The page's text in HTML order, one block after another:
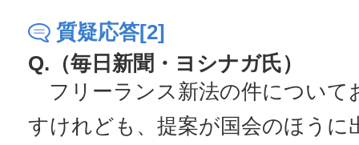
質疑応答[2]
Q.（毎日新聞・ヨシナガ氏）
フリーランス新法の件について
すけれども、提案が国会のほうに